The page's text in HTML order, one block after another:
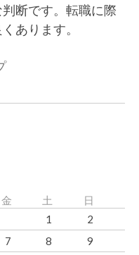
断です。転職に際
あります。
金 土
日
1
2
7 8
9